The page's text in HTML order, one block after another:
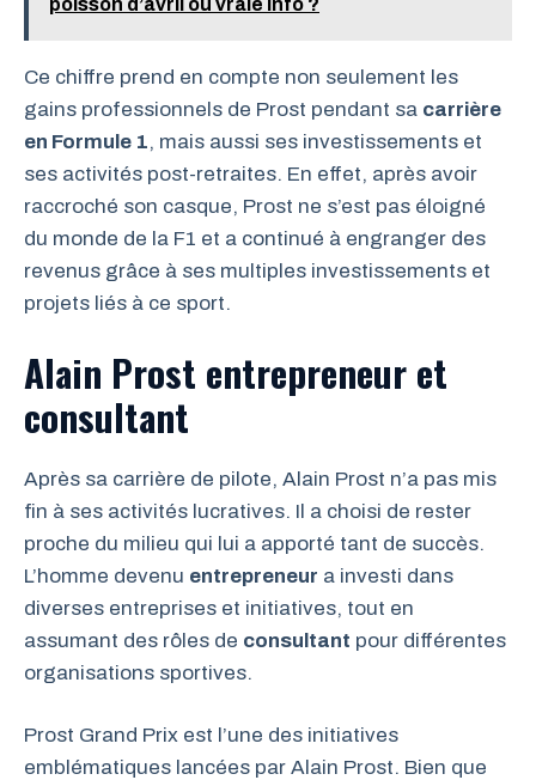
poisson d’avril ou vraie info ?
Ce chiffre prend en compte non seulement les
gains professionnels de Prost pendant sa carrière
en Formule 1, mais aussi ses investissements et
ses activités post-retraites. En effet, après avoir
raccroché son casque, Prost ne s’est pas éloigné
du monde de la F1 et a continué à engranger des
revenus grâce à ses multiples investissements et
projets liés à ce sport.
Alain Prost entrepreneur et
consultant
Après sa carrière de pilote, Alain Prost n’a pas mis
fin à ses activités lucratives. Il a choisi de rester
proche du milieu qui lui a apporté tant de succès.
L’homme devenu entrepreneur a investi dans
diverses entreprises et initiatives, tout en
assumant des rôles de consultant pour différentes
organisations sportives.
Prost Grand Prix est l’une des initiatives
emblématiques lancées par Alain Prost. Bien que